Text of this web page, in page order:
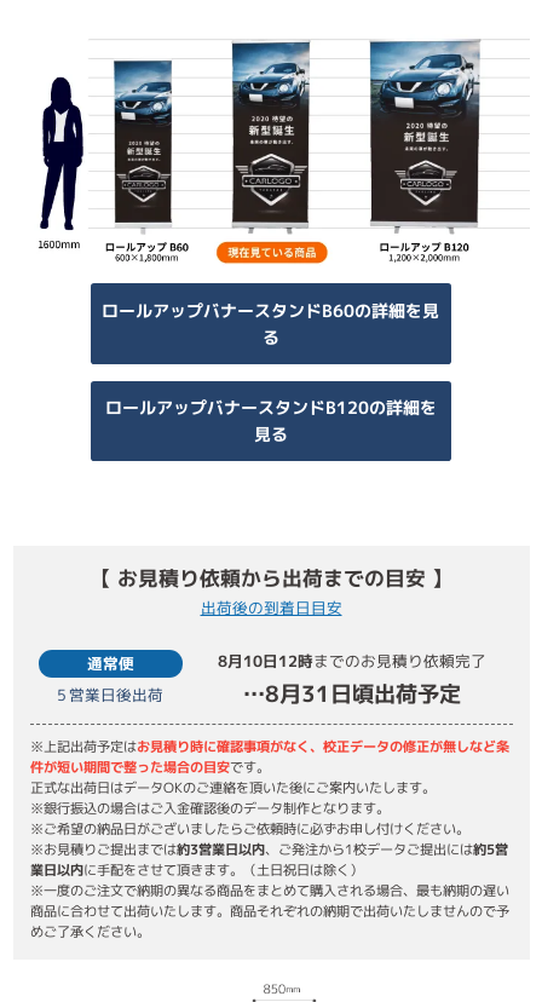
ロールアップバナースタンドB60の詳細を見
る
ロールアップバナースタンドB120の詳細を
見る
【 お見積り依頼から出荷までの目安 】
出荷後の到着日目安
通常便
5営業日後出荷
8月10日12時までのお見積り依頼完了
…8月31日頃出荷予定
※上記出荷予定はお見積り時に確認事項がなく、校正データの修正が無しなど条
件が短い期間で整った場合の目安です。
正式な出荷日はデータOKのご連絡を頂いた後にご案内いたします。
※銀行振込の場合はご入金確認後のデータ制作となります。
※ご希望の納品日がございましたらご依頼時に必ずお申し付けください。
※お見積りご提出までは約3営業日以内、ご発注から1校データご提出には約5営
業日以内に手配をさせて頂きます。（土日祝日は除く）
※一度のご注文で納期の異なる商品をまとめて購入される場合、最も納期の遅い
商品に合わせて出荷いたします。商品それぞれの納期で出荷いたしませんので予
めご了承ください。